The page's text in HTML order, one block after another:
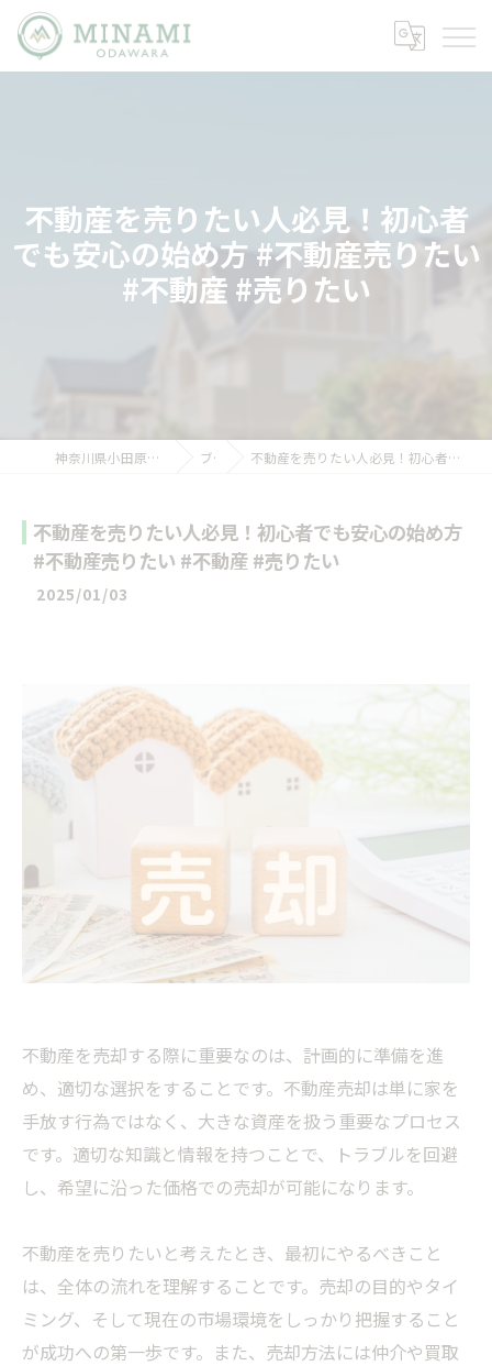
不動産を売りたい人必見！初心者
でも安心の始め方 #不動産売りたい
#不動産 #売りたい
神奈川県小田原市の不動産ならミナミノイエ ブログ 不動産を売りたい人必見！初心者でも安心の始め方 #不動産売りたい #不動産 #売りたい
不動産を売りたい人必見！初心者でも安心の始め方
#不動産売りたい #不動産 #売りたい
2025/01/03
不動産を売却する際に重要なのは、計画的に準備を進
め、適切な選択をすることです。不動産売却は単に家を
手放す行為ではなく、大きな資産を扱う重要なプロセス
です。適切な知識と情報を持つことで、トラブルを回避
し、希望に沿った価格での売却が可能になります。
不動産を売りたいと考えたとき、最初にやるべきこと
は、全体の流れを理解することです。売却の目的やタイ
ミング、そして現在の市場環境をしっかり把握すること
が成功への第一歩です。また、売却方法には仲介や買取